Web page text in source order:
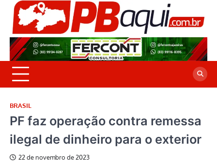
Skip
content
BRASIL
PF faz operação contra remessa
ilegal de dinheiro para o exterior
22 de novembro de 2023